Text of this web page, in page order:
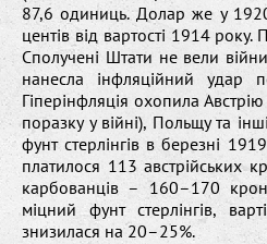
87,6 одиниць. Долар же у
центів від вартості 1914
Сполучені Штати не вели
нанесла інфляційний удар
Гіперінфляція охопила
поразку у війні), Польщу та
фунт стерлінгів в березні
платилося 113 австрійських
карбованців – 160–170
міцний фунт стерлінгів,
знизилася на 20–25%.